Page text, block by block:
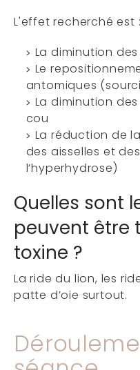
L'effet recherché est :
La diminution
Le
antomiques
La diminution
cou
La réduction de
des aisselles et
l’hyperhydrose)
Quelles sont
peuvent être
toxine ?
La ride du lion, les
patte d’oie surtout.